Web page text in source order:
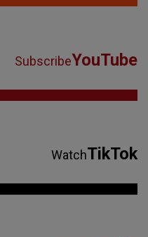
SubscribeYouTube
WatchTikTok